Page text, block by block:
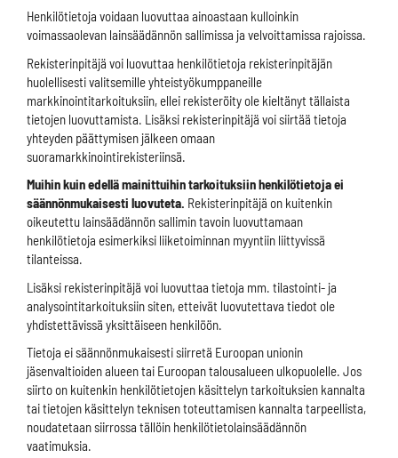
Henkilötietoja voidaan luovuttaa ainoastaan kulloinkin
voimassaolevan lainsäädännön sallimissa ja velvoittamissa rajoissa.
Rekisterinpitäjä voi luovuttaa henkilötietoja rekisterinpitäjän
huolellisesti valitsemille yhteistyökumppaneille
markkinointitarkoituksiin, ellei rekisteröity ole kieltänyt tällaista
tietojen luovuttamista. Lisäksi rekisterinpitäjä voi siirtää tietoja
yhteyden päättymisen jälkeen omaan
suoramarkkinointirekisteriinsä.
Muihin kuin edellä mainittuihin tarkoituksiin henkilötietoja ei
säännönmukaisesti luovuteta. Rekisterinpitäjä on kuitenkin
oikeutettu lainsäädännön sallimin tavoin luovuttamaan
henkilötietoja esimerkiksi liiketoiminnan myyntiin liittyvissä
tilanteissa.
Lisäksi rekisterinpitäjä voi luovuttaa tietoja mm. tilastointi- ja
analysointitarkoituksiin siten, etteivät luovutettava tiedot ole
yhdistettävissä yksittäiseen henkilöön.
Tietoja ei säännönmukaisesti siirretä Euroopan unionin
jäsenvaltioiden alueen tai Euroopan talousalueen ulkopuolelle. Jos
siirto on kuitenkin henkilötietojen käsittelyn tarkoituksien kannalta
tai tietojen käsittelyn teknisen toteuttamisen kannalta tarpeellista,
noudatetaan siirrossa tällöin henkilötietolainsäädännön
vaatimuksia.